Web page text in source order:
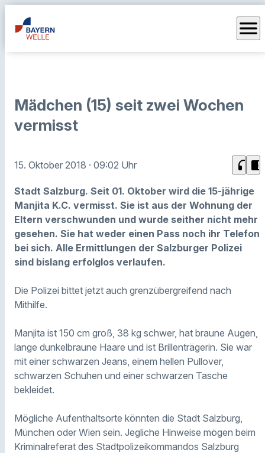
menu
Mädchen (15) seit zwei Wochen
vermisst
15. Oktober 2018 · 09:02 Uhr headphones chrome_reader_mode
Stadt Salzburg. Seit 01. Oktober wird die 15-jährige
Manjita K.C. vermisst. Sie ist aus der Wohnung der
Eltern verschwunden und wurde seither nicht mehr
gesehen. Sie hat weder einen Pass noch ihr Telefon
bei sich. Alle Ermittlungen der Salzburger Polizei
sind bislang erfolglos verlaufen.
Die Polizei bittet jetzt auch grenzübergreifend nach
Mithilfe.
Manjita ist 150 cm groß, 38 kg schwer, hat braune Augen,
lange dunkelbraune Haare und ist Brillenträgerin. Sie war
mit einer schwarzen Jeans, einem hellen Pullover,
schwarzen Schuhen und einer schwarzen Tasche
bekleidet.
Mögliche Aufenthaltsorte könnten die Stadt Salzburg,
München oder Wien sein. Jegliche Hinweise mögen beim
Kriminalreferat des Stadtpolizeikommandos Salzburg